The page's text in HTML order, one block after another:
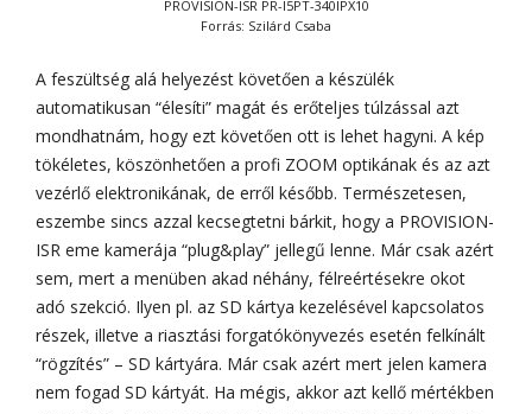
PROVISION-ISR PR-I5PT-340IPX10
Forrás: Szilárd Csaba
A feszültség alá helyezést követően a készülék
automatikusan “élesíti” magát és erőteljes túlzással azt
mondhatnám, hogy ezt követően ott is lehet hagyni. A kép
tökéletes, köszönhetően a profi ZOOM optikának és az azt
vezérlő elektronikának, de erről később. Természetesen,
eszembe sincs azzal kecsegtetni bárkit, hogy a PROVISION-
ISR eme kamerája “plug&play” jellegű lenne. Már csak azért
sem, mert a menüben akad néhány, félreértésekre okot
adó szekció. Ilyen pl. az SD kártya kezelésével kapcsolatos
részek, illetve a riasztási forgatókönyvezés esetén felkínált
“rögzítés” – SD kártyára. Már csak azért mert jelen kamera
nem fogad SD kártyát. Ha mégis, akkor azt kellő mértékben